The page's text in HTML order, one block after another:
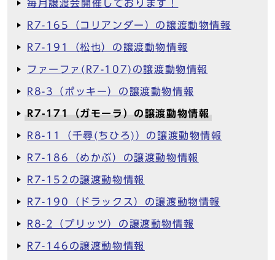
毎月譲渡会開催しております！
R7-165（コリアンダー）の譲渡動物情報
R7-191（松也）の譲渡動物情報
ファーファ(R7-107)の譲渡動物情報
R8-3（ポッキー）の譲渡動物情報
R7-171（ガモーラ）の譲渡動物情報
R8-11（千尋(ちひろ)）の譲渡動物情報
R7-186（めかぶ）の譲渡動物情報
R7-152の譲渡動物情報
R7-190（ドラックス）の譲渡動物情報
R8-2（プリッツ）の譲渡動物情報
R7-146の譲渡動物情報